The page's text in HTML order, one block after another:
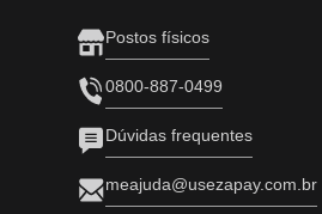
Postos físicos
0800-887-0499
Dúvidas frequentes
meajuda@usezapay.com.br